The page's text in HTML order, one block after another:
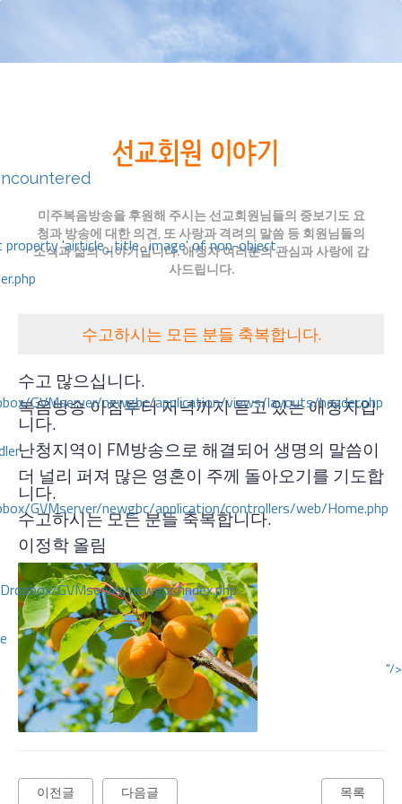
property 'airticle_title_image' of non-object
GVMserver/newgbc/application/views/layouts/header.php
GVMserver/newgbc/application/controllers/web/Home.php
GVMserver/newgbc/index.php
"/>
미주복음방송을 후원해 주시는 선교회원님들의 중보기도 요
청과 방송에 대한 의견, 또 사랑과 격려의 말씀 등 회원님들의
소식과 삶의 이야기입니다. 애청자 여러분의 관심과 사랑에 감
사드립니다.
수고하시는 모든 분들 축복합니다.
수고 많으십니다.
복음방송 아침부터 저녁까지 듣고 있는 애청자입
니다.
난청지역이 FM방송으로 해결되어 생명의 말씀이
더 널리 퍼져 많은 영혼이 주께 돌아오기를 기도합
니다.
수고하시는 모든 분들 축복합니다.
이정학 올림
다음글
이전글 목록